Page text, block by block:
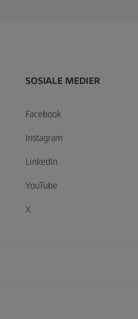
SOSIALE MEDIER
Facebook
Instagram
LinkedIn
YouTube
X